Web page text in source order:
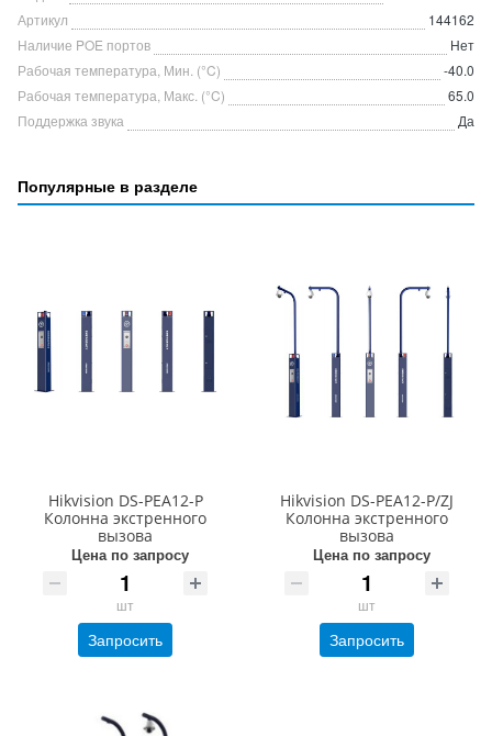
Артикул
144162
Наличие POE портов
Нет
Рабочая температура, Мин. (°C)
-40.0
Рабочая температура, Макс. (°C)
65.0
Поддержка звука
Да
Популярные в разделе
Hikvision DS-PEA12-P
Колонна экстренного
вызова
Цена по запросу
шт
Запросить
Hikvision DS-PEA12-P/ZJ
Колонна экстренного
вызова
Цена по запросу
шт
Запросить